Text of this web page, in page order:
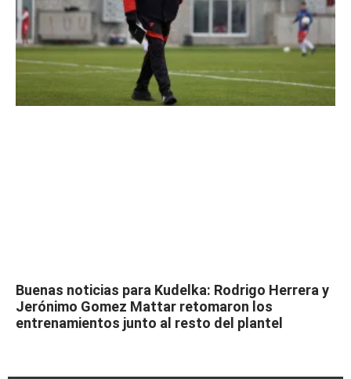
Buenas noticias para Kudelka: Rodrigo Herrera y
Jerónimo Gomez Mattar retomaron los
entrenamientos junto al resto del plantel